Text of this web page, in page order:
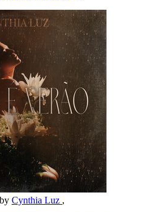
by Cynthia Luz ,